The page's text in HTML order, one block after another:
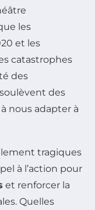
les
et les
catastrophes
des
des
nous adapter à
tragiques
à l’action pour
et renforcer la
Quelles